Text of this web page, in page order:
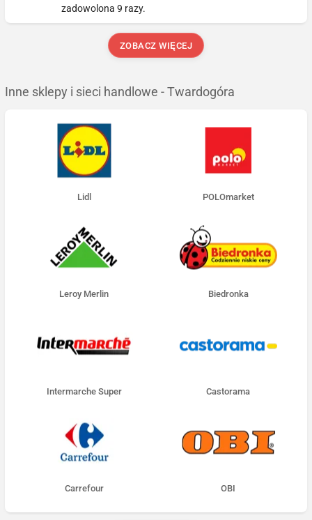
zadowolona 9 razy.
ZOBACZ WIĘCEJ
Inne sklepy i sieci handlowe - Twardogóra
Lidl POLOmarket
Leroy Merlin Biedronka
Intermarche Super Castorama
Carrefour OBI